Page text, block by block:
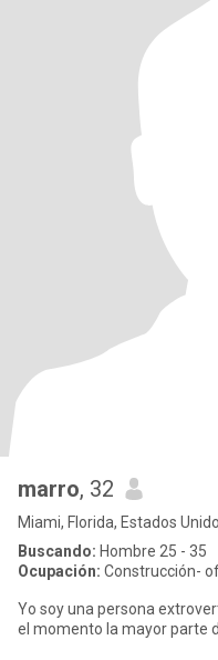
marro, 32
Miami, Florida, Estados
Buscando: Hombre 25 - 35
Ocupación: Construcción-
Yo soy una persona
el momento la mayor parte